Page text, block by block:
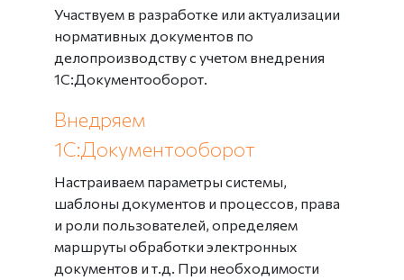
Участвуем в разработке или актуализации
нормативных документов по
делопроизводству с учетом внедрения
1С:Документооборот.
Внедряем
1С:Документооборот
Настраиваем параметры системы,
шаблоны документов и процессов, права
и роли пользователей, определяем
маршруты обработки электронных
документов и т.д. При необходимости